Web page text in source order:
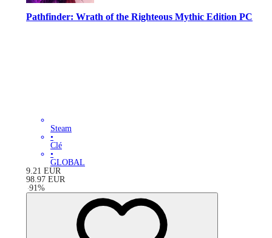
Pathfinder: Wrath of the Righteous Mythic Edition PC
Steam
•
Clé
•
GLOBAL
9.21 EUR
98.97 EUR
-91 %